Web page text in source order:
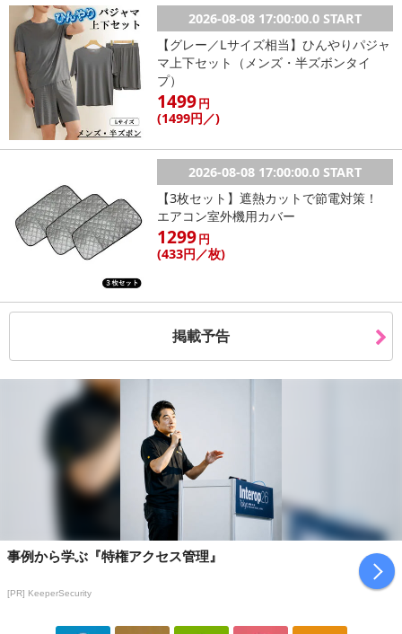
2026-08-08 17:00:00.0 START
【グレー／Lサイズ相当】ひんやりパジャ
マ上下セット（メンズ・半ズボンタイ
プ）
1499円
(1499円 ／)
2026-08-08 17:00:00.0 START
【3枚セット】遮熱カットで節電対策！
エアコン室外機用カバー
1299円
(433円 ／枚)
掲載予告
事例から学ぶ『特権アクセス管理』
[PR] KeeperSecurity